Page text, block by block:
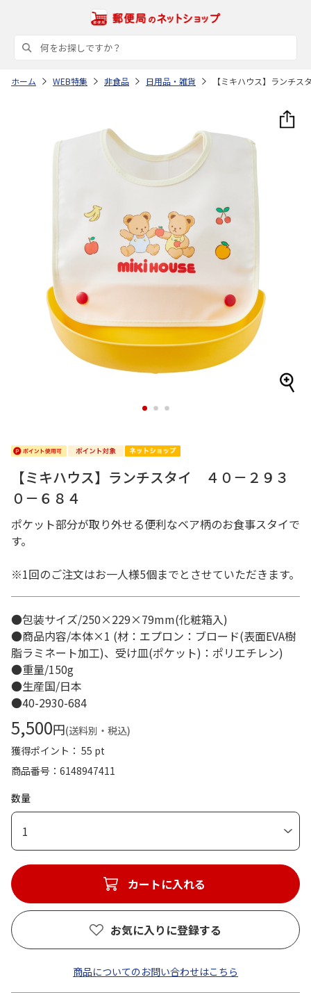
ホーム WEB特集 非食品 日用品・雑貨 【ミキハウス】ランチ
1 2 3
【ミキハウス】ランチスタイ ４０－２９３
０－６８４
ポケット部分が取り外せる便利なベア柄のお食事スタイで
す。
※1回のご注文はお一人様5個までとさせていただきます。
●包装サイズ/250×229×79mm(化粧箱入)
●商品内容/本体×1 (材：エプロン：ブロード(表面EVA樹
脂ラミネート加工)、受け皿(ポケット)：ポリエチレン)
●重量/150g
●生産国/日本
●40-2930-684
5,500円(送料別・税込)
獲得ポイント： 55 pt
商品番号
6148947411
数量
1
カートに入れる
お気に入りに登録する
商品についてのお問い合わせはこちら